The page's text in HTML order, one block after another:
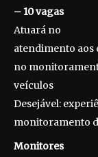
– 10 vagas
Atuará no
atendimento aos
no
veículos
Desejável:
monitoramento
Monitores